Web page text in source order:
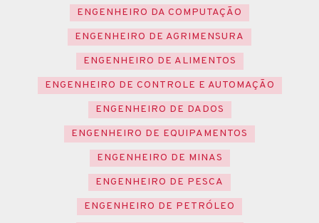
ENGENHEIRO DA COMPUTAÇÃO
ENGENHEIRO DE AGRIMENSURA
ENGENHEIRO DE ALIMENTOS
ENGENHEIRO DE CONTROLE E AUTOMAÇÃO
ENGENHEIRO DE DADOS
ENGENHEIRO DE EQUIPAMENTOS
ENGENHEIRO DE MINAS
ENGENHEIRO DE PESCA
ENGENHEIRO DE PETRÓLEO